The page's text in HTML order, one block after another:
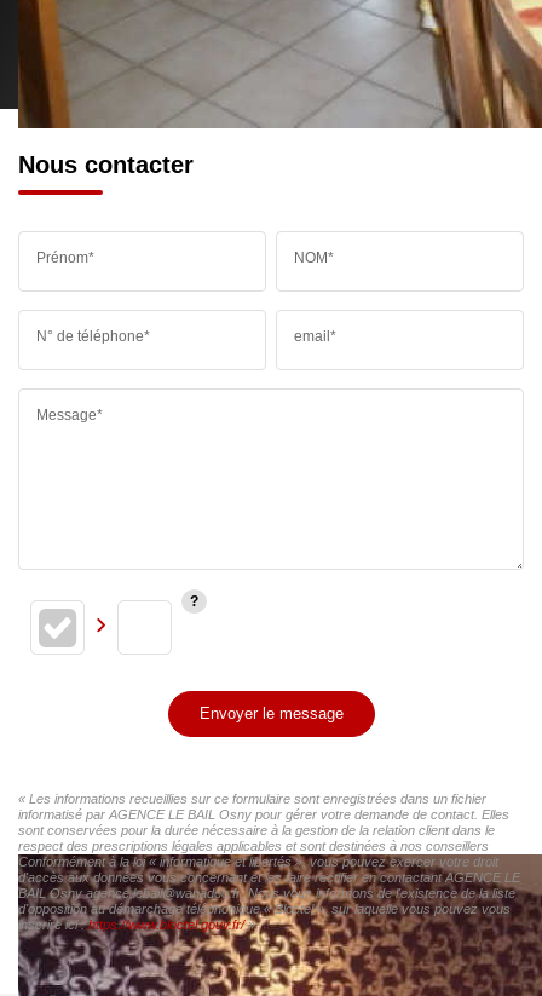
MÉDECINS
Nous contacter
Prénom* NOM*
N° de téléphone* email*
Message*
Envoyer le message
« Les informations recueillies sur ce formulaire sont enregistrées dans un fichier
informatisé par AGENCE LE BAIL Osny pour gérer votre demande de contact. Elles
sont conservées pour la durée nécessaire à la gestion de la relation client dans le
respect des prescriptions légales applicables et sont destinées à nos conseillers
Conformément à la loi « informatique et libertés », vous pouvez exercer votre droit
d'accès aux données vous concernant et les faire rectifier en contactant AGENCE LE
BAIL Osny agence.lebail@wanadoo.fr. Nous vous informons de l'existence de la liste
d'opposition au démarchage téléphonique « Bloctel », sur laquelle vous pouvez vous
inscrire ici :https://www.bloctel.gouv.fr/»